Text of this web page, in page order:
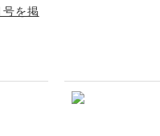
を掲